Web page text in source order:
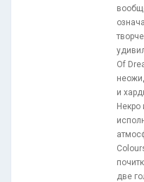
Of
и
Некро
две